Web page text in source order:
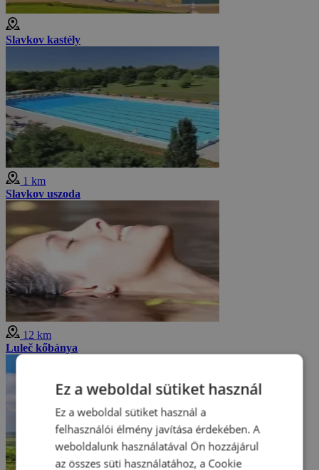
Slavkov kastély
1 km
Slavkov uszoda
12 km
Luleč kőbánya
Ez a weboldal sütiket használ
Ez a weboldal sütiket használ a
felhasználói élmény javítása érdekében. A
weboldalunk használatával Ön hozzájárul
az összes süti használatához, a Cookie